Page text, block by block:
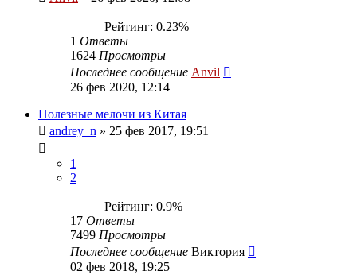
Рейтинг: 0.23%
1 Ответы
1624 Просмотры
Последнее сообщение Anvil
26 фев 2020, 12:14
Полезные мелочи из Китая
andrey_n » 25 фев 2017, 19:51
1
2
Рейтинг: 0.9%
17 Ответы
7499 Просмотры
Последнее сообщение Виктория
02 фев 2018, 19:25